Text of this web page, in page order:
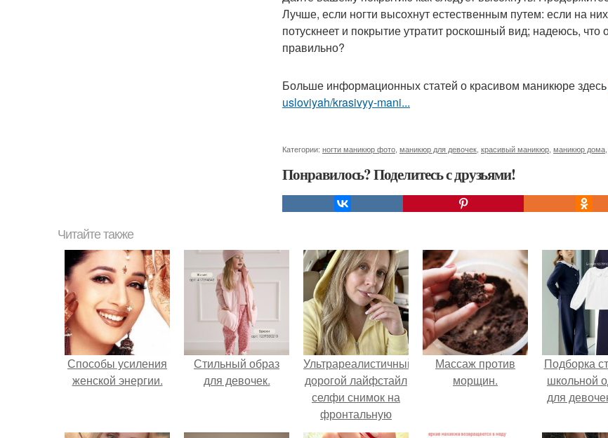
Лучше, если ногти высохнут естественным путем: если на
потускнеет и покрытие утратит роскошный вид; надеюсь, что
правильно?
Больше информационных статей о красивом маникюре здесь
usloviyah/krasivyy-mani...
Категории: ногти маникюр фото маникюр для девочек красивый маникюр маникюр дома
Понравилось? Поделитесь с друзьями!
Читайте также
Способы усиления
женской энергии.
Стильный образ
для девочек.
Ультрареалистичный
дорогой лайфстайл
селфи снимок на
фронтальную
камеру.
Массаж против
морщин.
Подборка
школьной
для